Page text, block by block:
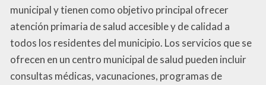
municipal y tienen como objetivo principal ofrecer
atención primaria de salud accesible y de calidad a
todos los residentes del municipio. Los servicios que se
ofrecen en un centro municipal de salud pueden incluir
consultas médicas, vacunaciones, programas de